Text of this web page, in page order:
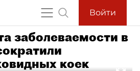
Войти
заболеваемости в
коек